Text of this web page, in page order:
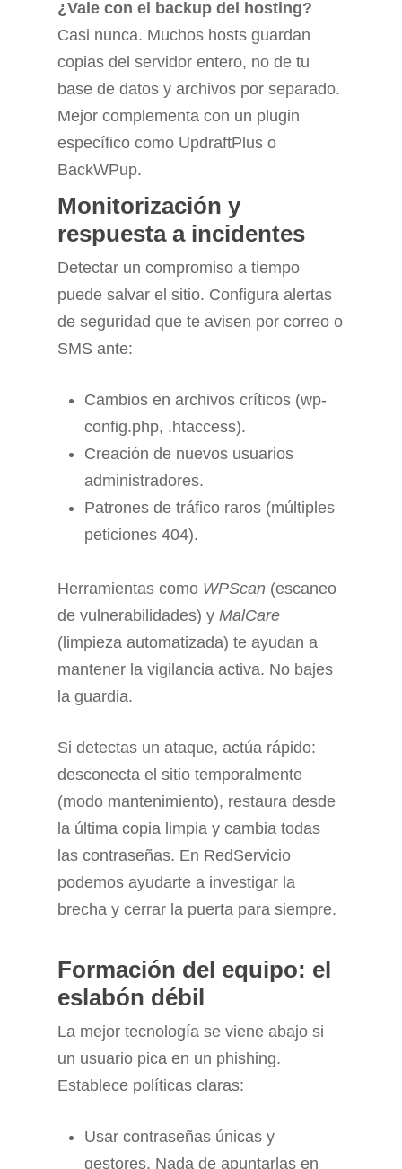
¿Vale con el backup del hosting?
Casi nunca. Muchos hosts guardan
copias del servidor entero, no de tu
base de datos y archivos por separado.
Mejor complementa con un plugin
específico como UpdraftPlus o
BackWPup.
Monitorización y
respuesta a incidentes
Detectar un compromiso a tiempo
puede salvar el sitio. Configura alertas
de seguridad que te avisen por correo o
SMS ante:
Cambios en archivos críticos (wp-
config.php, .htaccess).
Creación de nuevos usuarios
administradores.
Patrones de tráfico raros (múltiples
peticiones 404).
Herramientas como WPScan (escaneo
de vulnerabilidades) y MalCare
(limpieza automatizada) te ayudan a
mantener la vigilancia activa. No bajes
la guardia.
Si detectas un ataque, actúa rápido:
desconecta el sitio temporalmente
(modo mantenimiento), restaura desde
la última copia limpia y cambia todas
las contraseñas. En RedServicio
podemos ayudarte a investigar la
brecha y cerrar la puerta para siempre.
Formación del equipo: el
eslabón débil
La mejor tecnología se viene abajo si
un usuario pica en un phishing.
Establece políticas claras:
Usar contraseñas únicas y
gestores. Nada de apuntarlas en